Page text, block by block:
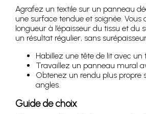
Agrafez un textile sur un panneau
une surface tendue et soignée. Vous
longueur à l’épaisseur du tissu et du
un résultat régulier, sans
Habillez une tête de lit avec un
Travaillez un panneau mural
Obtenez un rendu plus propre
angles.
Guide de choix